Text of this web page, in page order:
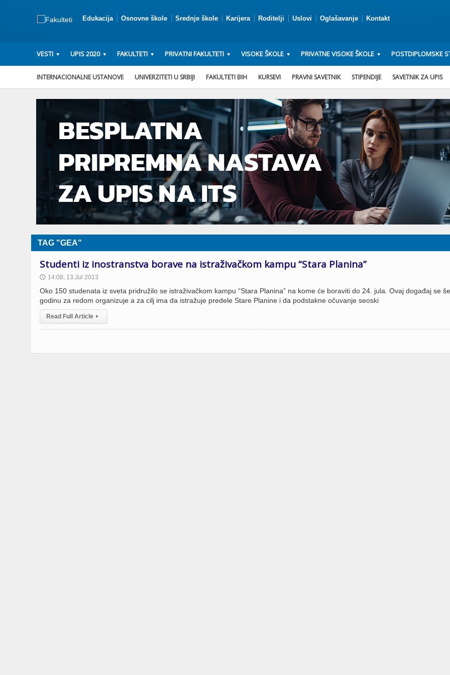
Edukacija Osnovne škole Srednje škole Karijera Roditelji Uslovi Oglašavanje Kontakt
VESTI UPIS 2020 FAKULTETI PRIVATNI FAKULTETI VISOKE ŠKOLE PRIVATNE VISOKE ŠKOLE POSTDIPLOMSKE
INTERNACIONALNE USTANOVE UNIVERZITETI U SRBIJI FAKULTETI BIH KURSEVI PRAVNI SAVETNIK STIPENDIJE SAVETNIK ZA UPIS
TAG "GEA"
Studenti iz inostranstva borave na istraživačkom kampu “Stara Planina”
🕔 14:08, 13.Jul 2013
Oko 150 studenata iz sveta pridružilo se istraživačkom kampu “Stara Planina” na kome će boraviti do 24. jula. Ovaj događaj se
godinu za redom organizuje a za cilj ima da istražuje predele Stare Planine i da podstakne očuvanje seoski
Read Full Article ▸